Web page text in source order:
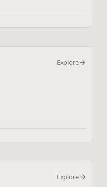
Explore
Explore